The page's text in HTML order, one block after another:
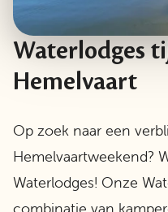
Waterlodges
Hemelvaart
Op zoek naar een
Hemelvaartweekend?
Waterlodges! Onze
combinatie van